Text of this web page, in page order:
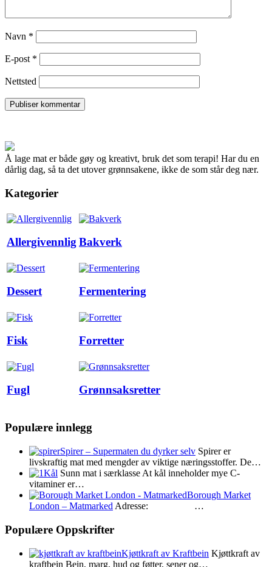
Navn *
E-post *
Nettsted
Å lage mat er både gøy og kreativt, bruk det som terapi! Har du en
dårlig dag, så ta det utover grønnsakene, ikke de som står deg nær.
Kategorier
AllergivennligBakverk
Dessert Fermentering
Fisk Forretter
Fugl Grønnsaksretter
Populære innlegg
Spirer – Supermaten du dyrker selv Spirer er
livskraftig mat med mengder av viktige næringsstoffer. De…
Kål Sunn mat i særklasse At kål inneholder mye C-
vitaminer er…
Borough Market
London – Matmarked Adresse: …
Populære Oppskrifter
Kjøttkraft av Kraftbein Kjøttkraft av
kraftbein Bein, marg, hud og føtter, sener og…